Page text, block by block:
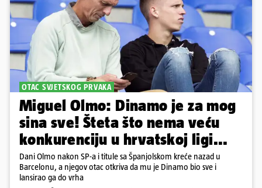
OTAC SVJETSKOG PRVAKA
Miguel Olmo: Dinamo je za mog
sina sve! Šteta što nema veću
konkurenciju u hrvatskoj ligi...
Dani Olmo nakon SP-a i titule sa Španjolskom kreće nazad u
Barcelonu, a njegov otac otkriva da mu je Dinamo bio sve i
lansirao ga do vrha